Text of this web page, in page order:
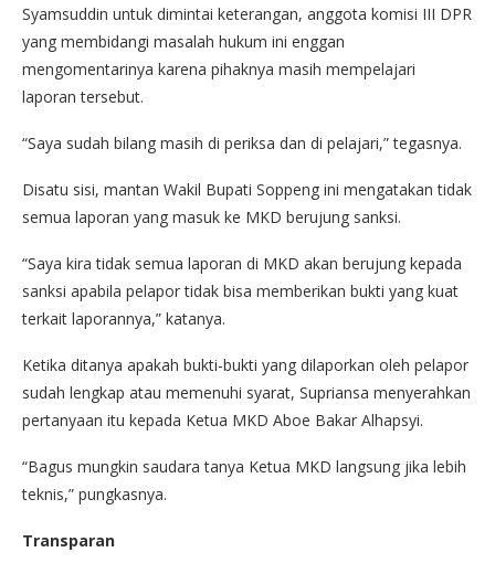
Syamsuddin untuk dimintai keterangan, anggota komisi III DPR
yang membidangi masalah hukum ini enggan
mengomentarinya karena pihaknya masih mempelajari
laporan tersebut.
“Saya sudah bilang masih di periksa dan di pelajari,” tegasnya.
Disatu sisi, mantan Wakil Bupati Soppeng ini mengatakan tidak
semua laporan yang masuk ke MKD berujung sanksi.
“Saya kira tidak semua laporan di MKD akan berujung kepada
sanksi apabila pelapor tidak bisa memberikan bukti yang kuat
terkait laporannya,” katanya.
Ketika ditanya apakah bukti-bukti yang dilaporkan oleh pelapor
sudah lengkap atau memenuhi syarat, Supriansa menyerahkan
pertanyaan itu kepada Ketua MKD Aboe Bakar Alhapsyi.
“Bagus mungkin saudara tanya Ketua MKD langsung jika lebih
teknis,” pungkasnya.
Transparan